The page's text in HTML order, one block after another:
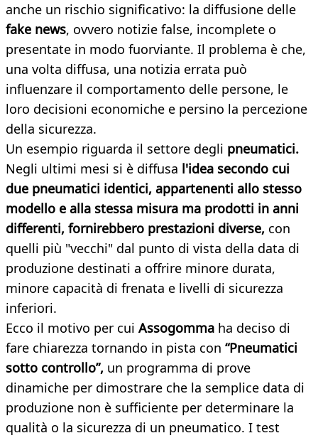
anche un rischio significativo: la diffusione delle
fake news, ovvero notizie false, incomplete o
presentate in modo fuorviante. Il problema è che,
una volta diffusa, una notizia errata può
influenzare il comportamento delle persone, le
loro decisioni economiche e persino la percezione
della sicurezza.
Un esempio riguarda il settore degli pneumatici.
Negli ultimi mesi si è diffusa l'idea secondo cui
due pneumatici identici, appartenenti allo stesso
modello e alla stessa misura ma prodotti in anni
differenti, fornirebbero prestazioni diverse, con
quelli più "vecchi" dal punto di vista della data di
produzione destinati a offrire minore durata,
minore capacità di frenata e livelli di sicurezza
inferiori.
Ecco il motivo per cui Assogomma ha deciso di
fare chiarezza tornando in pista con “Pneumatici
sotto controllo”, un programma di prove
dinamiche per dimostrare che la semplice data di
produzione non è sufficiente per determinare la
qualità o la sicurezza di un pneumatico. I test